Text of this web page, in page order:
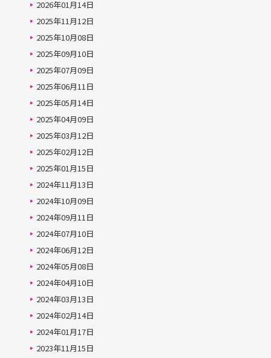
2026年01月14日
2025年11月12日
2025年10月08日
2025年09月10日
2025年07月09日
2025年06月11日
2025年05月14日
2025年04月09日
2025年03月12日
2025年02月12日
2025年01月15日
2024年11月13日
2024年10月09日
2024年09月11日
2024年07月10日
2024年06月12日
2024年05月08日
2024年04月10日
2024年03月13日
2024年02月14日
2024年01月17日
2023年11月15日